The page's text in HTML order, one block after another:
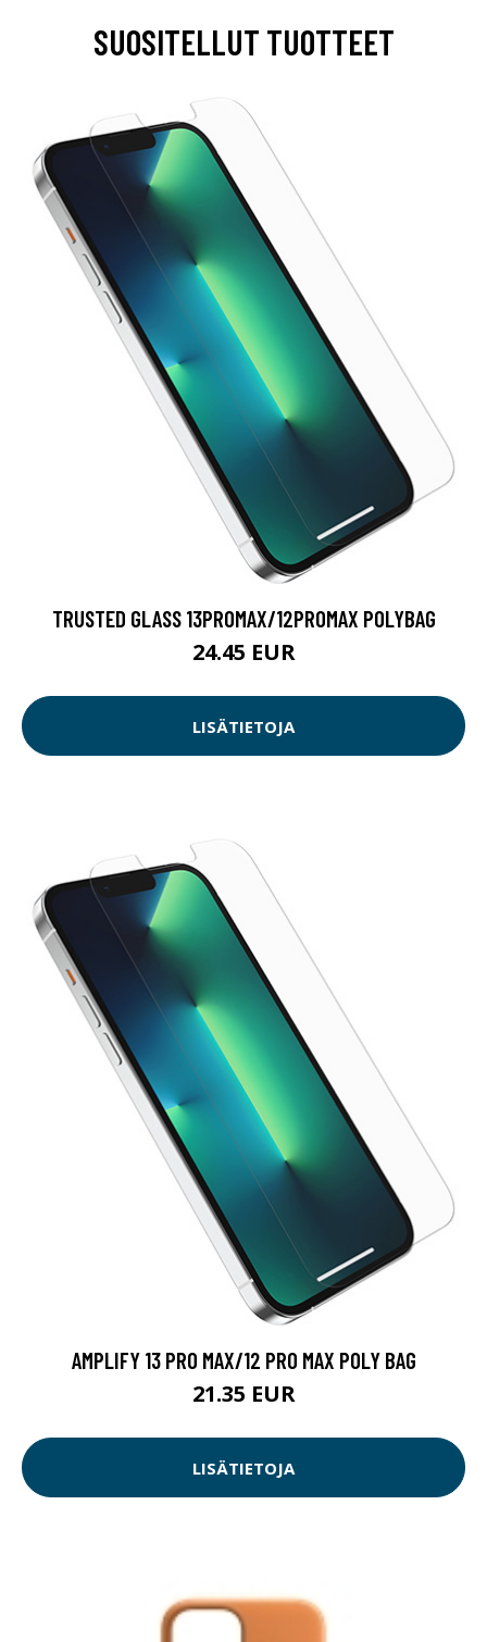
SUOSITELLUT TUOTTEET
TRUSTED GLASS 13PROMAX/12PROMAX POLYBAG
24.45 EUR
LISÄTIETOJA
AMPLIFY 13 PRO MAX/12 PRO MAX POLY BAG
21.35 EUR
LISÄTIETOJA